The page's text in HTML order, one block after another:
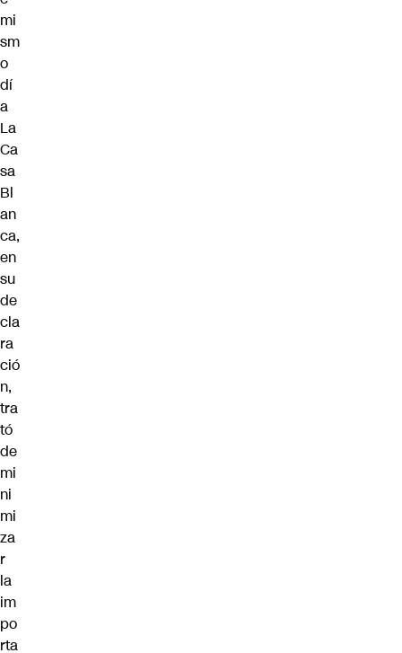
mi
sm
o
dí
a
La
Ca
sa
Bl
an
ca,
en
su
de
cla
ra
ció
n,
tra
tó
de
mi
ni
mi
za
r
la
im
po
rta